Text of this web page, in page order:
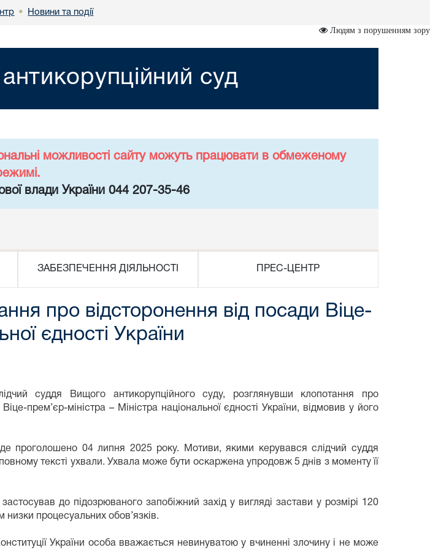
• Новини та події
Людям з порушенням зору
суд
можливості сайту можуть працювати в обмеженому
влади України 044 207-35-46
ЗАБЕЗПЕЧЕННЯ ДІЯЛЬНОСТІ ПРЕС-ЦЕНТР
про відсторонення від посади Віце-
єдності України
суддя Вищого антикорупційного суду, розглянувши клопотання про
прем’єр-міністра – Міністра національної єдності України, відмовив у його
проголошено 04 липня 2025 року. Мотиви, якими керувався слідчий суддя
тексті ухвали. Ухвала може бути оскаржена упродовж 5 днів з моменту її
до підозрюваного запобіжний захід у вигляді застави у розмірі 120
низки процесуальних обов’язків.
України особа вважається невинуватою у вчиненні злочину і не може